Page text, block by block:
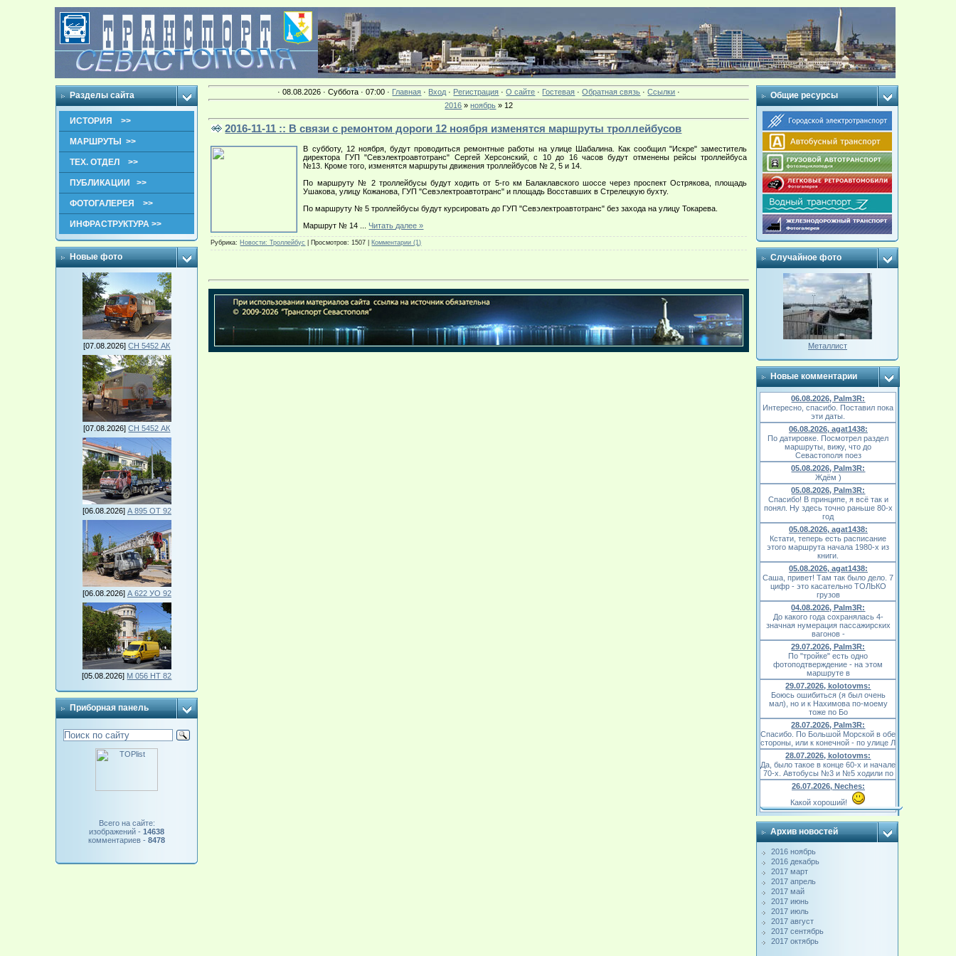
Разделы сайта
ИСТОРИЯ >>
МАРШРУТЫ >>
ТЕХ. ОТДЕЛ >>
ПУБЛИКАЦИИ >>
ФОТОГАЛЕРЕЯ >>
ИНФРАСТРУКТУРА >>
Новые фото
[07.08.2026]СН 5452 АК
[07.08.2026]СН 5452 АК
[06.08.2026] А 895 ОТ 92
[06.08.2026] А 622 УО 92
[05.08.2026] М 056 НТ 82
Приборная панель
Всего на сайте:
изображений -14638
комментариев -8478
· 08.08.2026 · Суббота · 07:00 · Главная · Вход · Регистрация ·О сайте · Гостевая ·Обратная связь ·Ссылки ·
2016 » ноябрь » 12
2016-11-11 :: В связи с ремонтом дороги 12 ноября изменятся маршруты троллейбусов
В субботу, 12 ноября, будут проводиться ремонтные работы на улице Шабалина. Как сообщил "Искре" заместитель
директора ГУП "Севэлектроавтотранс" Сергей Херсонский, с 10 до 16 часов будут отменены рейсы троллейбуса
№13. Кроме того, изменятся маршруты движения троллейбусов № 2, 5 и 14.
По маршруту № 2 троллейбусы будут ходить от 5-го км Балаклавского шоссе через проспект Острякова, площадь
Ушакова, улицу Кожанова, ГУП "Севэлектроавтотранс" и площадь Восставших в Стрелецкую бухту.
По маршруту № 5 троллейбусы будут курсировать до ГУП "Севэлектроавтотранс" без захода на улицу Токарева.
Маршрут № 14
Читать далее »
Рубрика: Новости: Троллейбус Просмотров: 1507 Комментарии (1)
Общие ресурсы
Случайное фото
Металлист
Новые комментарии
06.08.2026, Palm3R:
Интересно, спасибо. Поставил пока
эти даты.
06.08.2026, agat1438:
По датировке. Посмотрел раздел
маршруты, вижу, что до
Севастополя поез
05.08.2026, Palm3R:
Ждём )
05.08.2026, Palm3R:
Спасибо! В принципе, я всё так и
понял. Ну здесь точно раньше 80-х
год
05.08.2026, agat1438:
Кстати, теперь есть расписание
этого маршрута начала 1980-х из
книги.
05.08.2026, agat1438:
Саша, привет! Там так было дело. 7
цифр - это касательно ТОЛЬКО
грузов
04.08.2026, Palm3R:
До какого года сохранялась 4-
значная нумерация пассажирских
вагонов -
29.07.2026, Palm3R:
По "тройке" есть одно
фотоподтверждение - на этом
маршруте в
29.07.2026, kolotovms:
Боюсь ошибиться (я был очень
мал), но и к Нахимова по-моему
тоже по Бо
28.07.2026, Palm3R:
Спасибо. По Большой Морской в обе
стороны, или к конечной - по улице Л
28.07.2026, kolotovms:
Да, было такое в конце 60-х и начале
70-х. Автобусы №3 и №5 ходили по
26.07.2026, Neches:
Какой хороший!
Архив новостей
2016 ноябрь
2016 декабрь
2017 март
2017 апрель
2017 май
2017 июнь
2017 июль
2017 август
2017 сентябрь
2017 октябрь